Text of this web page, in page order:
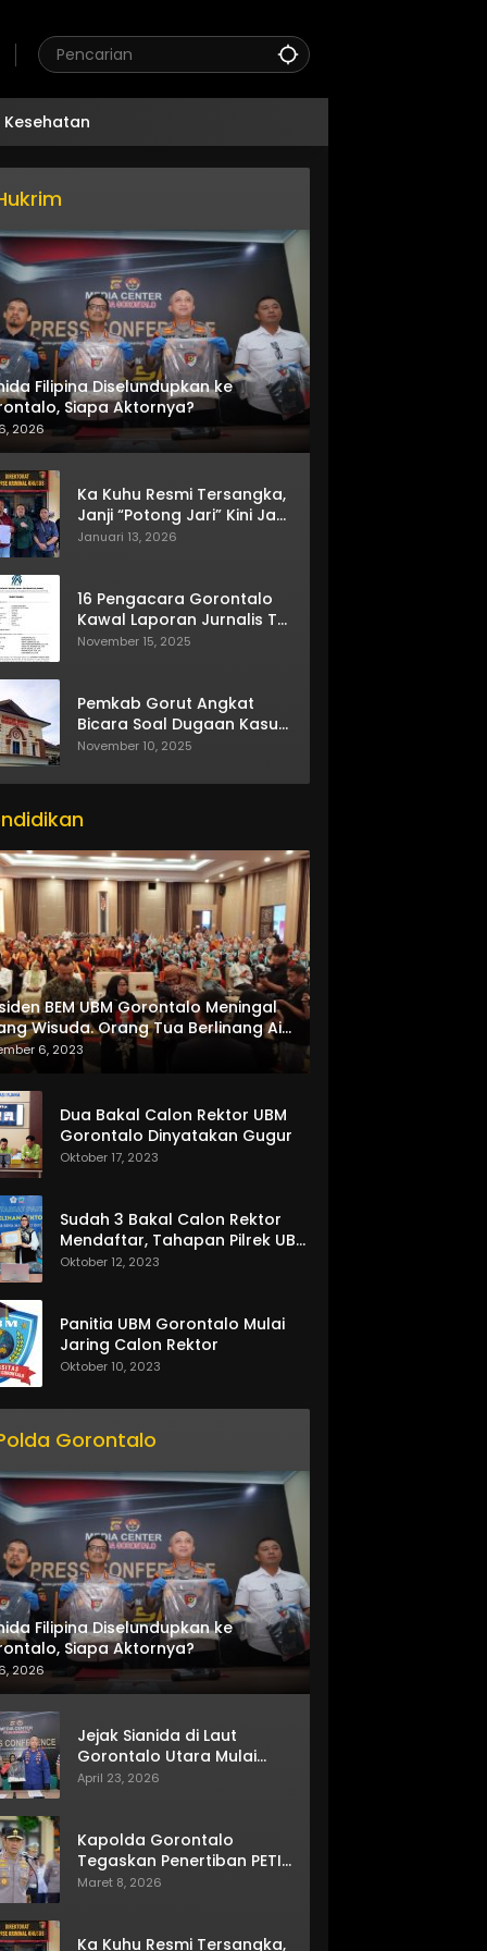
Kesehatan
Filipina Diselundupkan ke
Siapa Aktornya?
2026
Ka Kuhu Resmi Tersangka,
Janji “Potong Jari” Kini Jadi
Bumerang
Januari 13, 2026
16 Pengacara Gorontalo
Kawal Laporan Jurnalis TV
One
November 15, 2025
Pemkab Gorut Angkat
Bicara Soal Dugaan Kasus
Asusila Oknum ASN
November 10, 2025
BEM UBM Gorontalo Meningal
Wisuda. Orang Tua Berlinang Air
Menerima SKL dan Pemasangan
6, 2023
Dua Bakal Calon Rektor UBM
Gorontalo Dinyatakan Gugur
Oktober 17, 2023
Sudah 3 Bakal Calon Rektor
Mendaftar, Tahapan Pilrek UBM
Gorontalo Makin Seru
Oktober 12, 2023
Panitia UBM Gorontalo Mulai
Jaring Calon Rektor
Oktober 10, 2023
Gorontalo
Filipina Diselundupkan ke
Siapa Aktornya?
2026
Jejak Sianida di Laut
Gorontalo Utara Mulai
Terkuak
April 23, 2026
Kapolda Gorontalo
Tegaskan Penertiban PETI
Terus Berjalan
Maret 8, 2026
Ka Kuhu Resmi Tersangka,